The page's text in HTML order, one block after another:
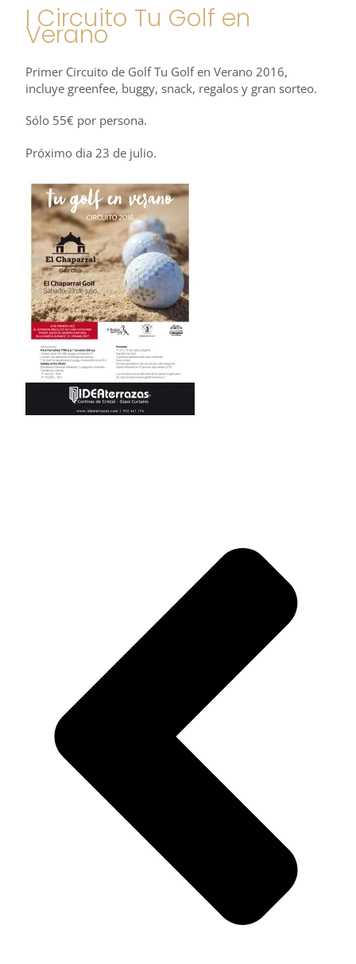
I Circuito Tu Golf en
Verano
Primer Circuito de Golf Tu Golf en Verano 2016,
incluye greenfee, buggy, snack, regalos y gran sorteo.
Sólo 55€ por persona.
Próximo dia 23 de julio.